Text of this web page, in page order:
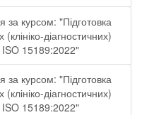
за курсом: "Підготовка
діагностичних)
ISO 15189:2022"
за курсом: "Підготовка
діагностичних)
ISO 15189:2022"